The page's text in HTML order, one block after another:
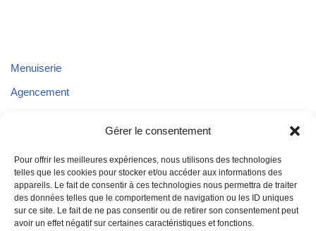
Gérer le consentement
Pour offrir les meilleures expériences, nous utilisons des technologies
telles que les cookies pour stocker et/ou accéder aux informations des
appareils. Le fait de consentir à ces technologies nous permettra de traiter
des données telles que le comportement de navigation ou les ID uniques
sur ce site. Le fait de ne pas consentir ou de retirer son consentement peut
avoir un effet négatif sur certaines caractéristiques et fonctions.
Menuiserie
Agencement
Aménagements extérieurs
Aménagement de véhicules